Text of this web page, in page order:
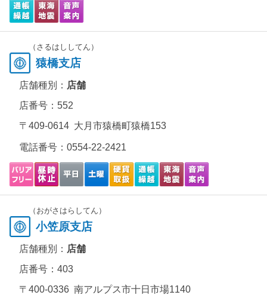
（さるはししてん）
猿橋支店
店舗種別： 店舗
店番号：552
〒409-0614 大月市猿橋町猿橋153
電話番号： 0554-22-2421
（おがさはらしてん）
小笠原支店
店舗種別： 店舗
店番号：403
〒400-0336 南アルプス市十日市場1140